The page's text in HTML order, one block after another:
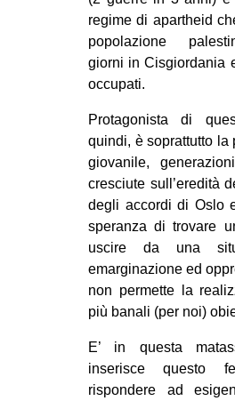
regime di apartheid
popolazione
giorni in Cisgiordania
occupati.
Protagonista di
quindi, è soprattutto la
giovanile,
cresciute sull’eredità
degli accordi di Oslo
speranza di trovare
uscire da una
emarginazione ed
non permette la
più banali (per noi)
E’ in questa
inserisce questo
rispondere ad